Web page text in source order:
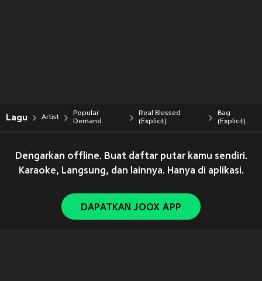
Lagu Artist
Popular
Demand
Real Blessed
(Explicit)
Bag
(Explicit)
Dengarkan offline. Buat daftar putar kamu sendiri.
Karaoke, Langsung, dan lainnya. Hanya di aplikasi.
DAPATKAN JOOX APP